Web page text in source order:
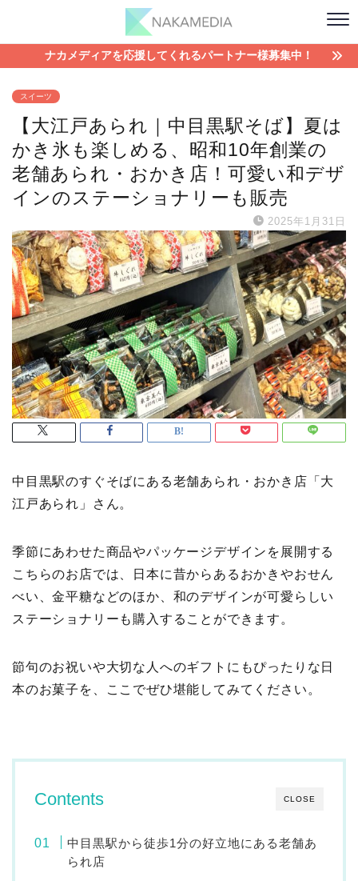
ナカメディアを応援してくれるパートナー様募集中！
スイーツ
【大江戸あられ｜中目黒駅そば】夏は
かき氷も楽しめる、昭和10年創業の
老舗あられ・おかき店！可愛い和デザ
インのステーショナリーも販売
2025年1月31日
中目黒駅のすぐそばにある老舗あられ・おかき店「大
江戸あられ」さん。
季節にあわせた商品やパッケージデザインを展開する
こちらのお店では、日本に昔からあるおかきやおせん
べい、金平糖などのほか、和のデザインが可愛らしい
ステーショナリーも購入することができます。
節句のお祝いや大切な人へのギフトにもぴったりな日
本のお菓子を、ここでぜひ堪能してみてください。
CLOSE
Contents
中目黒駅から徒歩1分の好立地にある老舗あ
られ店